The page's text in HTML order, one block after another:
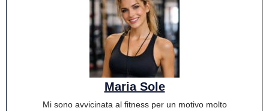
Maria Sole
Mi sono avvicinata al fitness per un motivo molto